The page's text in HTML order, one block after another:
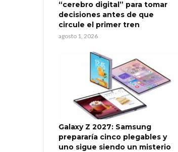
“cerebro digital” para tomar
decisiones antes de que
circule el primer tren
agosto 1, 2026
Galaxy Z 2027: Samsung
prepararía cinco plegables y
uno sigue siendo un misterio